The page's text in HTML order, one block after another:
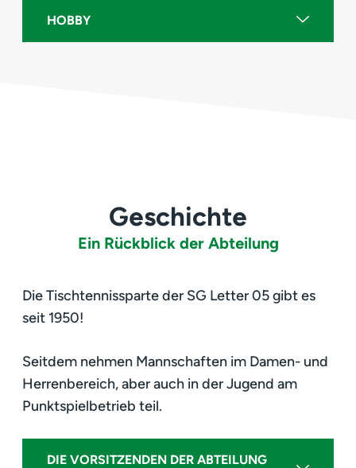
HOBBY
Geschichte
Ein Rückblick der Abteilung
Die Tischtennissparte der SG Letter 05 gibt es
seit 1950!
Seitdem nehmen Mannschaften im Damen- und
Herrenbereich, aber auch in der Jugend am
Punktspielbetrieb teil.
DIE VORSITZENDEN DER ABTEILUNG